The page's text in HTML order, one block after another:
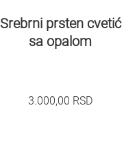
Srebrni prsten cvetić
sa opalom
3.000,00 RSD